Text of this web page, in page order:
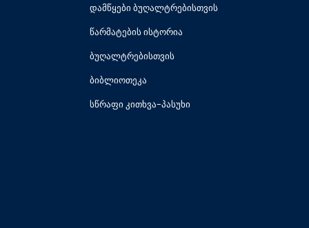
დამწყები ბუღალტრებისთვის
წარმატების ისტორია
ბუღალტრებისთვის
ბიბლიოთეკა
სწრაფი კითხვა-პასუხი